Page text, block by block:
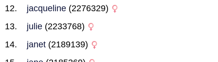
jacqueline (2276329)
julie (2233768)
janet (2189139)